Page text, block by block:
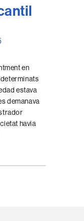
en
estava
demanava
havia